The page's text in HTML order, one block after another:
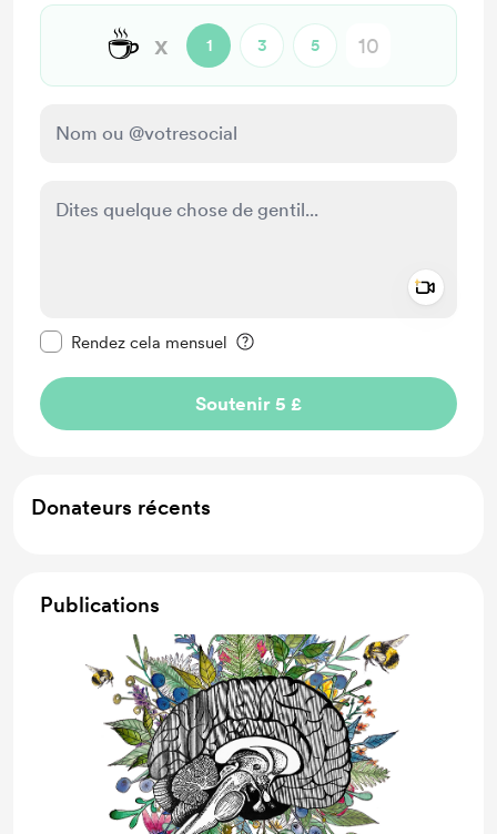
☕ x 1 3 5
Rendez cela mensuel
Soutenir 5 £
Donateurs récents
Publications